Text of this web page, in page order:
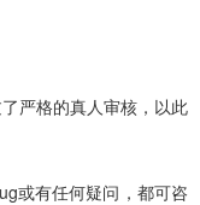
严格的真人审核，以此
或有任何疑问，都可咨